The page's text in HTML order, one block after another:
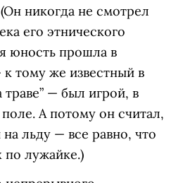
никогда не смотрел
его этнического
юность прошла в
тому же известный в
— был игрой, в
А потому он считал,
на льду — все равно, что
по лужайке.)